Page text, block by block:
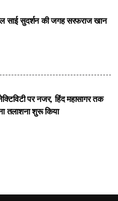
साई सुदर्शन की जगह सरफराज खान
पर नजर, हिंद महासागर तक
तलाशना शुरू किया